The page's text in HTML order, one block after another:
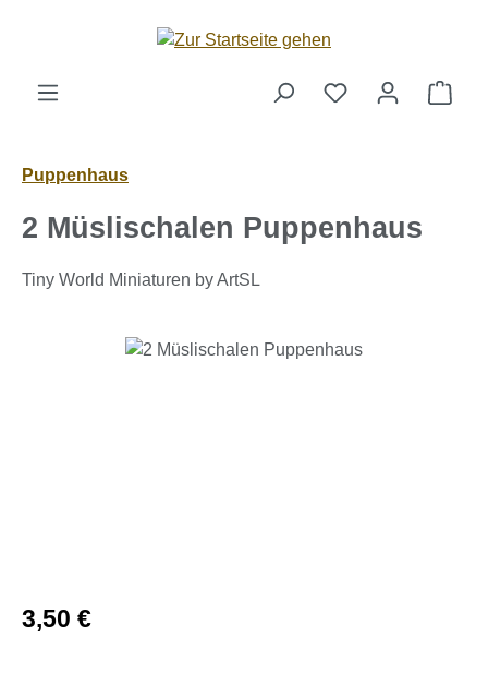
Zum Hauptinhalt springen
Puppenhaus
2 Müslischalen Puppenhaus
Tiny World Miniaturen by ArtSL
Bildergalerie überspringen
Regulärer Preis:
3,50 €